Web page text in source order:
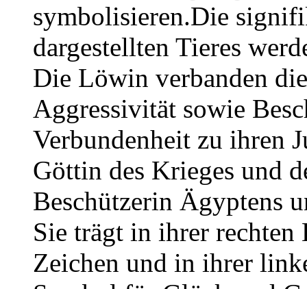
symbolisieren.Die
dargestellten Tieres
Die Löwin verbanden
Aggressivität sowie
Verbundenheit zu ihren
Göttin des Krieges und
Beschützerin Ägyptens
Sie trägt in ihrer rechten
Zeichen und in ihrer